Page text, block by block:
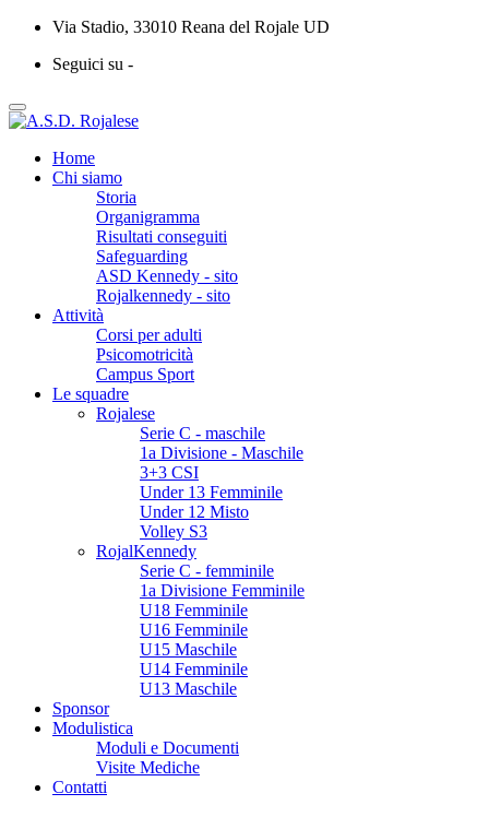
Via Stadio, 33010 Reana del Rojale UD
Seguici su -
Home
Chi siamo
Storia
Organigramma
Risultati conseguiti
Safeguarding
ASD Kennedy - sito
Rojalkennedy - sito
Attività
Corsi per adulti
Psicomotricità
Campus Sport
Le squadre
Rojalese
Serie C - maschile
1a Divisione - Maschile
3+3 CSI
Under 13 Femminile
Under 12 Misto
Volley S3
RojalKennedy
Serie C - femminile
1a Divisione Femminile
U18 Femminile
U16 Femminile
U15 Maschile
U14 Femminile
U13 Maschile
Sponsor
Modulistica
Moduli e Documenti
Visite Mediche
Contatti